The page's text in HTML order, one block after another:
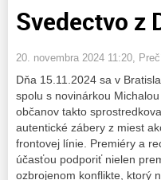
Svedectvo z
20. novembra 2024 11:20 ,
Dňa 15.11.2024 sa v
spolu s novinárkou
občanov takto
autentické zábery z miest
frontovej línie. Premiéry a
účasťou podporiť nielen
ozbrojenom konflikte, ktorý